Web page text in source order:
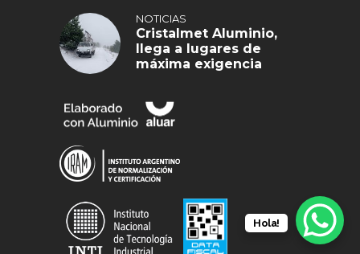
NOTICIAS
Cristalmet Aluminio,
llega a lugares de
máxima exigencia
Hola!